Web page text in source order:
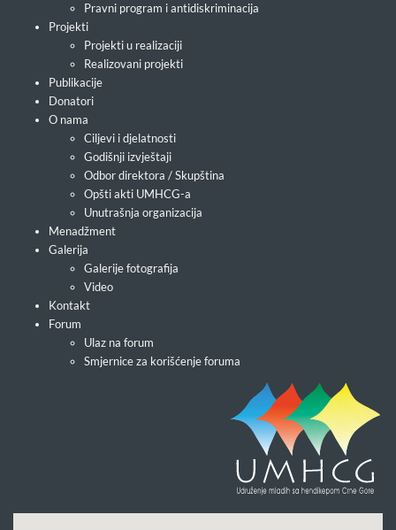
Pravni program i antidiskriminacija
Projekti
Projekti u realizaciji
Realizovani projekti
Publikacije
Donatori
O nama
Ciljevi i djelatnosti
Godišnji izvještaji
Odbor direktora / Skupština
Opšti akti UMHCG-a
Unutrašnja organizacija
Menadžment
Galerija
Galerije fotografija
Video
Kontakt
Forum
Ulaz na forum
Smjernice za korišćenje foruma